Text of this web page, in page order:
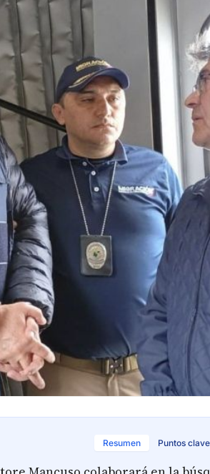
Resumen Puntos clave